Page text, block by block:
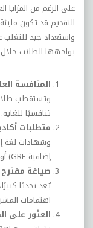
على الرغم من المزايا
التقديم قد تكون
واستعداد جيد للتغلب
يواجهها الطلاب
المنافسة
وتستقطب
تنافسيًا للغاية.
متطلبات
وشهادات لغة
إضافية (GREأو
صياغة
يُعد تحديًا
اهتمامات
العثور على